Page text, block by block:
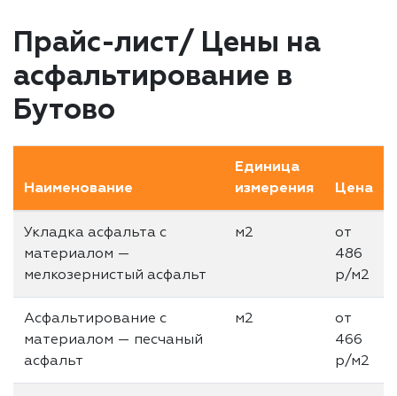
Прайс-лист/ Цены на
асфальтирование в
Бутово
Наименование
Единица
измерения
Цена
Укладка асфальта с
материалом —
мелкозернистый асфальт
м2
от
486
р/м2
Асфальтирование с
материалом — песчаный
асфальт
м2
от
466
р/м2